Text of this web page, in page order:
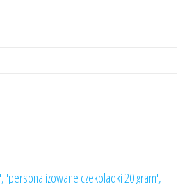
'personalizowane czekoladki 20 gram',